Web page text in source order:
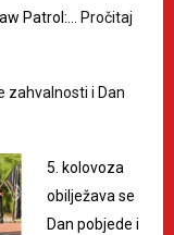
Patrol:… Pročitaj
zahvalnosti i Dan
5. kolovoza
obilježava se
Dan pobjede i